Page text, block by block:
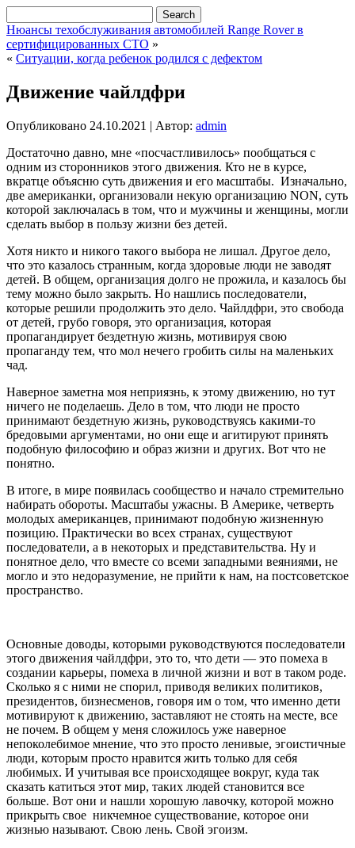
Нюансы техобслуживания автомобилей Range Rover в
сертифицированных СТО »
« Ситуации, когда ребенок родился с дефектом
Движение чайлдфри
Опубликовано 24.10.2021 | Автор: admin
Достаточно давно, мне «посчастливилось» пообщаться с
одним из сторонников этого движения. Кто не в курсе,
вкратце объясню суть движения и его масштабы. Изначально,
две американки, организовали некую организацию NON, суть
которой заключалась в том, что и мужчины и женщины, могли
сделать выбор в пользу жизни без детей.
Хотя никто и никого такого выбора не лишал. Другое дело,
что это казалось странным, когда здоровые люди не заводят
детей. В общем, организация долго не прожила, и казалось бы
тему можно было закрыть. Но нашлись последователи,
которые решили продолжить это дело. Чайлдфри, это свобода
от детей, грубо говоря, это организация, которая
пропагандирует бездетную жизнь, мотивируя свою
пропаганду тем, что мол нечего гробить силы на маленьких
чад.
Наверное заметна моя неприязнь, к этому движению, но тут
ничего не поделаешь. Дело в том, что люди не просто
принимают бездетную жизнь, руководствуясь какими-то
бредовыми аргументами, но они еще и агитируют принять
подобную философию и образ жизни и других. Вот что не
понятно.
В итоге, в мире появилась сообщество и начало стремительно
набирать обороты. Масштабы ужасны. В Америке, четверть
молодых американцев, принимают подобную жизненную
позицию. Практически во всех странах, существуют
последователи, а в некоторых и представительства. Ну и
понятное дело, что вместе со всеми западными веяниями, не
могло и это недоразумение, не прийти к нам, на постсоветское
пространство.
Основные доводы, которыми руководствуются последователи
этого движения чайлдфри, это то, что дети — это помеха в
создании карьеры, помеха в личной жизни и вот в таком роде.
Сколько я с ними не спорил, приводя великих политиков,
президентов, бизнесменов, говоря им о том, что именно дети
мотивируют к движению, заставляют не стоять на месте, все
не почем. В общем у меня сложилось уже наверное
непоколебимое мнение, что это просто ленивые, эгоистичные
люди, которым просто нравится жить только для себя
любимых. И учитывая все происходящее вокруг, куда так
сказать катиться этот мир, таких людей становится все
больше. Вот они и нашли хорошую лавочку, которой можно
прикрыть свое никчемное существование, которое они
жизнью называют. Свою лень. Свой эгоизм.